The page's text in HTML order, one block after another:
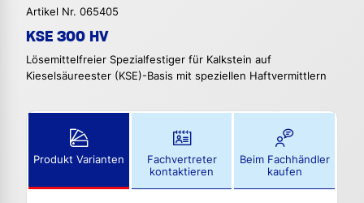
Artikel Nr. 065405
KSE 300 HV
Lösemittelfreier Spezialfestiger für Kalkstein auf
Kieselsäureester (KSE)-Basis mit speziellen Haftvermittlern
Produkt Varianten
Fachvertreter
kontaktieren
Beim Fachhändler
kaufen